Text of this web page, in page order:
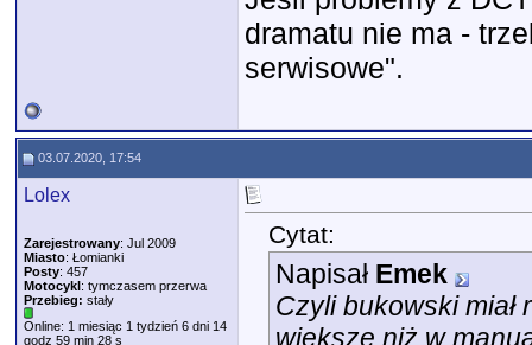
dramatu nie ma -
serwisowe".
03.07.2020, 17:54
Lolex
Zarejestrowany: Jul 2009
Miasto: Łomianki
Posty: 457
Motocykl: tymczasem przerwa
Przebieg: stały
Online: 1 miesiąc 1 tydzień 6 dni 14
godz 59 min 28 s
Cytat:
Napisał Emek
Czyli bukowski
większe niż w